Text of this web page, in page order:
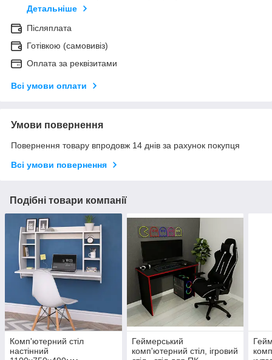
Детальніше
Післяплата
Готівкою (самовивіз)
Оплата за реквізитами
Всі умови оплати
Умови повернення
Повернення товару впродовж 14 днів за рахунок покупця
Всі умови повернення
Подібні товари компанії
Комп'ютерний стіл
настінний
Геймерський
комп'ютерний стіл, ігровий